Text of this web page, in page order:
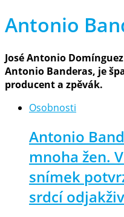
Antonio
José Antonio
Antonio Banderas, je
producent a zpěvák.
Osobnosti
Antonio
mnoha žen.
snímek
srdcí